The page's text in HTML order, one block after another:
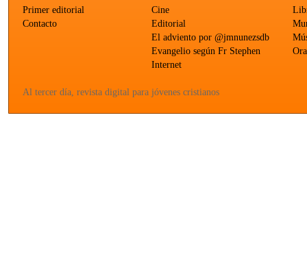
Primer editorial
Contacto
Cine
Editorial
El adviento por @jmnunezsdb
Evangelio según Fr Stephen
Internet
Al tercer día, revista digital para jóvenes cristianos